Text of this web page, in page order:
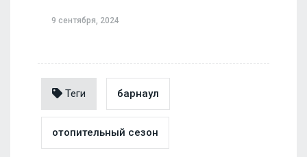
9 сентября, 2024
Теги барнаул
отопительный сезон